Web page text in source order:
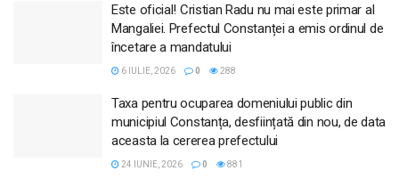
Este oficial! Cristian Radu nu mai este primar al
Mangaliei. Prefectul Constanței a emis ordinul de
încetare a mandatului
6 IULIE, 2026 0 288
Taxa pentru ocuparea domeniului public din
municipiul Constanța, desființată din nou, de data
aceasta la cererea prefectului
24 IUNIE, 2026 0 881